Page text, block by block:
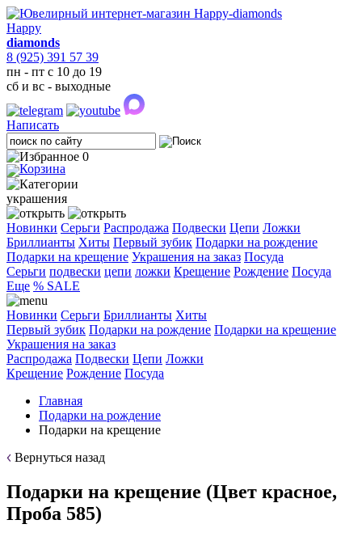
Happy
diamonds
8 (925) 391 57 39
пн - пт с 10 до 19
сб и вс - выходные
Написать
0
украшения
Новинки Серьги Распродажа Подвески Цепи Ложки
Бриллианты Хиты Первый зубик Подарки на рождение
Подарки на крещение Украшения на заказ Посуда
Cерьги подвески цепи ложки Крещение Рождение Посуда
Еще % SALE
Новинки Серьги Бриллианты Хиты
Первый зубик Подарки на рождение Подарки на крещение
Украшения на заказ
Распродажа Подвески Цепи Ложки
Крещение Рождение Посуда
Главная
Подарки на рождение
Подарки на крещение
Вернуться назад
Подарки на крещение (Цвет красное,
Проба 585)